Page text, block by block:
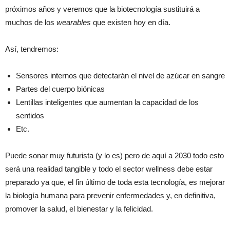
próximos años y veremos que la biotecnología sustituirá a
muchos de los wearables que existen hoy en día.
Así, tendremos:
Sensores internos que detectarán el nivel de azúcar en sangre
Partes del cuerpo biónicas
Lentillas inteligentes que aumentan la capacidad de los
sentidos
Etc.
Puede sonar muy futurista (y lo es) pero de aquí a 2030 todo esto
será una realidad tangible y todo el sector wellness debe estar
preparado ya que, el fin último de toda esta tecnología, es mejorar
la biología humana para prevenir enfermedades y, en definitiva,
promover la salud, el bienestar y la felicidad.